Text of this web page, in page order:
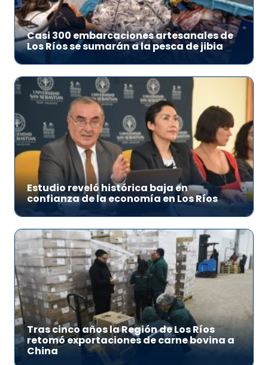
Casi 300 embarcaciones artesanales de
Los Ríos se sumarán a la pesca de jibia
Estudio reveló histórica baja en
confianza de la economía en Los Ríos
Tras cinco años la Región de Los Ríos
retomó exportaciones de carne bovina a
China